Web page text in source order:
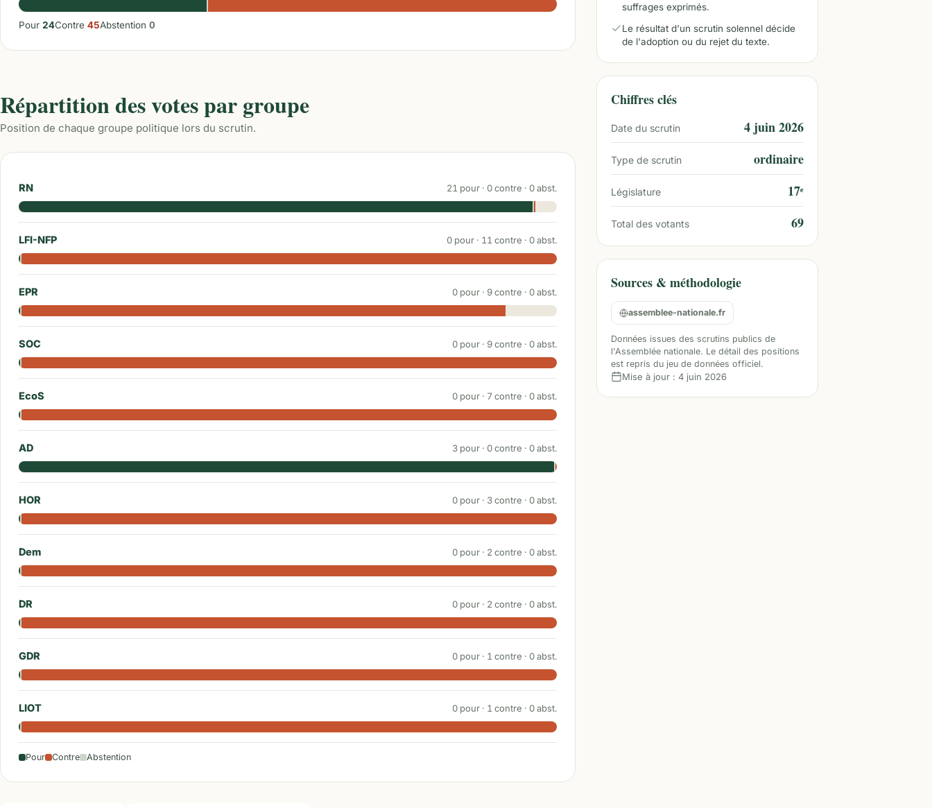
Pour 24Contre 45Abstention 0
Répartition des votes par groupe
Position de chaque groupe politique lors du scrutin.
RN 21 pour · 0contre · 0abst.
LFI-NFP 0 pour · 11 contre · 0abst.
EPR 0 pour · 9contre · 0abst.
SOC 0 pour · 9contre · 0abst.
EcoS 0 pour · 7contre · 0abst.
AD 3 pour · 0contre · 0abst.
HOR 0 pour · 3contre · 0abst.
Dem 0 pour · 2 contre · 0abst.
DR 0 pour · 2 contre · 0abst.
GDR 0 pour · 1 contre · 0abst.
LIOT 0 pour · 1 contre · 0abst.
Pour Contre Abstention
suffrages exprimés.
Le résultat d'un scrutin solennel décide
de l'adoption ou du rejet du texte.
Chiffres clés
Date du scrutin 4 juin 2026
Type de scrutin ordinaire
Législature 17ᵉ
Total des votants 69
Sources & méthodologie
assemblee-nationale.fr
Données issues des scrutins publics de
l'Assemblée nationale. Le détail des positions
est repris du jeu de données officiel.
Mise à jour : 4 juin 2026